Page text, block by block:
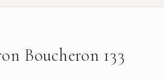
Boucheron 133